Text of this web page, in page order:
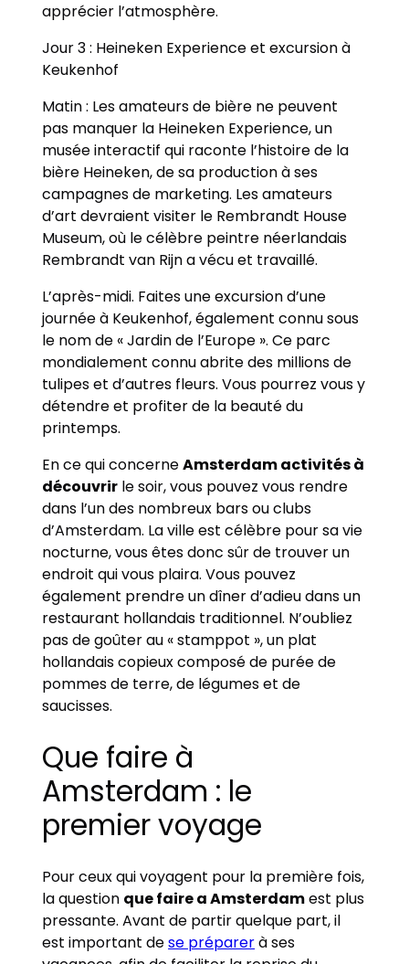
apprécier l’atmosphère.
Jour 3 : Heineken Experience et excursion à
Keukenhof
Matin : Les amateurs de bière ne peuvent
pas manquer la Heineken Experience, un
musée interactif qui raconte l’histoire de la
bière Heineken, de sa production à ses
campagnes de marketing. Les amateurs
d’art devraient visiter le Rembrandt House
Museum, où le célèbre peintre néerlandais
Rembrandt van Rijn a vécu et travaillé.
L’après-midi. Faites une excursion d’une
journée à Keukenhof, également connu sous
le nom de « Jardin de l’Europe ». Ce parc
mondialement connu abrite des millions de
tulipes et d’autres fleurs. Vous pourrez vous y
détendre et profiter de la beauté du
printemps.
En ce qui concerneAmsterdam activités à
découvrir le soir, vous pouvez vous rendre
dans l’un des nombreux bars ou clubs
d’Amsterdam. La ville est célèbre pour sa vie
nocturne, vous êtes donc sûr de trouver un
endroit qui vous plaira. Vous pouvez
également prendre un dîner d’adieu dans un
restaurant hollandais traditionnel. N’oubliez
pas de goûter au « stamppot », un plat
hollandais copieux composé de purée de
pommes de terre, de légumes et de
saucisses.
Que faire à
Amsterdam : le
premier voyage
Pour ceux qui voyagent pour la première fois,
la question que faire a Amsterdamest plus
pressante. Avant de partir quelque part, il
est important dese préparerà ses